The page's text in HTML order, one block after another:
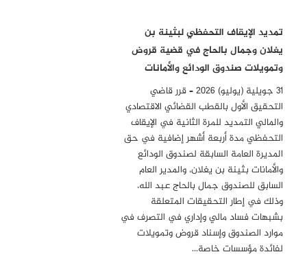
تمديد الإيقاف التحفظي لبثينة بن
يغلان وجمال بالحاج في قضية قروض
وتمويلات صندوق الودائع والأمانات
31 جويلية (يوليو) 2026 – قرر قاضي
التحقيق الأول بالقطب القضائي الاقتصادي
والمالي التمديد للمرة الثانية في الإيقاف
التحفظي مدة أربعة أشهر إضافية في حق
المديرة العامة السابقة لصندوق الودائع
والأمانات بثينة بن يغلان، والمدير العام
السابق للصندوق جمال بالحاج عبد الله،
وذلك في إطار التحقيقات المتعلقة
بشبهات فساد مالي وإداري في التصرف في
موارد الصندوق وإسناد قروض وتمويلات
لفائدة مؤسسات خاصة…